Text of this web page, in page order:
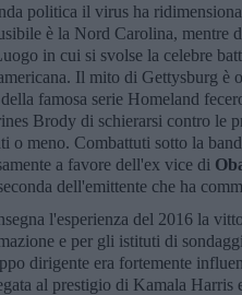
politica il virus ha
è la Nord Carolina, mentre
in cui si svolse la celebre
Il mito di Gettysburg è
famosa serie Homeland
Brody di schierarsi contro le
o meno. Combattuti sotto la
a favore dell'ex vice di
dell'emittente che ha
l'esperienza del 2016 la
e per gli istituti di
dirigente era fortemente
al prestigio di Kamala Harris